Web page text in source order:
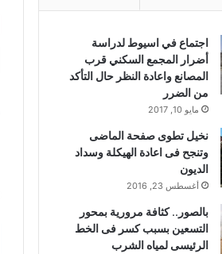
اجتماع في اسيوط لدراسة
أضرار المجمع السكني قرب
المصانع واعادة النظر حال التأكد
من الضرر
مايو 10, 2017
نخيل تطوى صفحة الماضى
وتنجح فى اعادة الهيكلة وسداد
الديون
أغسطس 23, 2016
بالصور.. كثافة مرورية بمحور
التسعين بسبب كسر فى الخط
الرئيسى لمياه الشرب